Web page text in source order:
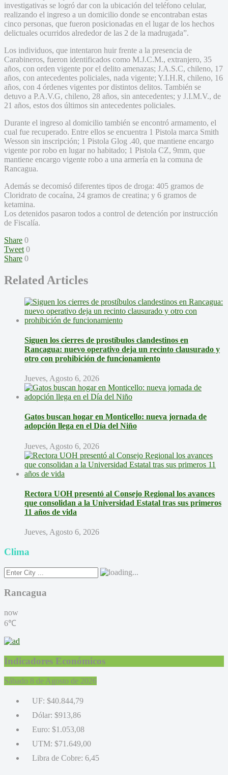
investigativas se logró dar con la ubicación del teléfono celular,
realizando el ingreso a un domicilio donde se encontraban estas
cinco personas, que fueron posicionadas en el lugar de los hechos
delictuales ocurridos alrededor de las 2 de la madrugada”.
Los individuos, que intentaron huir frente a la presencia de
Carabineros, fueron identificados como M.J.C.M., extranjero, 35
años, con orden vigente por el delito amenazas; J.A.S.C, chileno, 17
años, con antecedentes policiales, nada vigente; Y.I.H.R, chileno, 16
años, con 4 órdenes vigentes por distintos delitos. También se
detuvo a P.A.V.G, chileno, 28 años, sin antecedentes; y J.I.M.V., de
21 años, estos dos últimos sin antecedentes policiales.
Durante el ingreso al domicilio también se encontró armamento, el
cual fue recuperado. Entre ellos se encuentra 1 Pistola marca Smith
Wesson sin inscripción; 1 Pistola Glog .40, que mantiene encargo
vigente por robo en lugar no habitado; 1 Pistola CZ, 9mm, que
mantiene encargo vigente robo a una armería en la comuna de
Rancagua.
Además se decomisó diferentes tipos de droga: 405 gramos de
Cloridrato de cocaína, 24 gramos de creatina; y 6 gramos de
ketamina.
Los detenidos pasaron todos a control de detención por instrucción
de Fiscalía.
Share 0
Tweet 0
Share 0
Related Articles
Siguen los cierres de prostíbulos clandestinos en
Rancagua: nuevo operativo deja un recinto clausurado y
otro con prohibición de funcionamiento
Jueves, Agosto 6, 2026
Gatos buscan hogar en Monticello: nueva jornada de
adopción llega en el Día del Niño
Jueves, Agosto 6, 2026
Rectora UOH presentó al Consejo Regional los avances
que consolidan a la Universidad Estatal tras sus primeros
11 años de vida
Jueves, Agosto 6, 2026
Clima
Rancagua
now
6℃
Indicadores Económicos
Sábado 8 de Agosto de 2026
UF: $40.844,79
Dólar: $913,86
Euro: $1.053,08
UTM: $71.649,00
Libra de Cobre: 6,45